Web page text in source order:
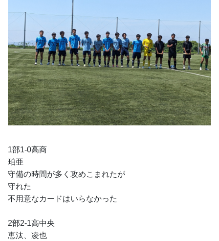
1部1-0高商
珀亜
守備の時間が多く攻めこまれたが
守れた
不用意なカードはいらなかった
2部2-1高中央
恵汰、凌也